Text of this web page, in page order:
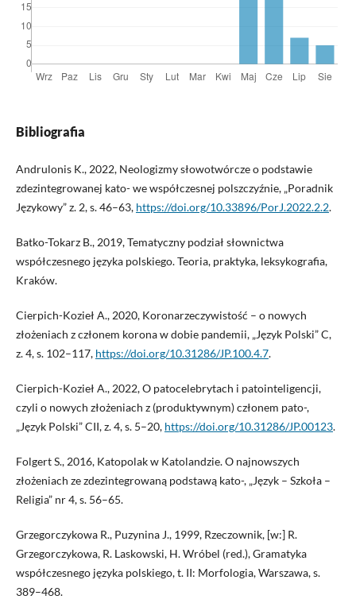
Bibliografia
Andrulonis K., 2022, Neologizmy słowotwórcze o podstawie
zdezintegrowanej kato- we współczesnej polszczyźnie, „Poradnik
Językowy” z. 2, s. 46–63, https://doi.org/10.33896/PorJ.2022.2.2.
Batko-Tokarz B., 2019, Tematyczny podział słownictwa
współczesnego języka polskiego. Teoria, praktyka, leksykografia,
Kraków.
Cierpich-Kozieł A., 2020, Koronarzeczywistość – o nowych
złożeniach z członem korona w dobie pandemii, „Język Polski” C,
z. 4, s. 102–117, https://doi.org/10.31286/JP.100.4.7.
Cierpich-Kozieł A., 2022, O patocelebrytach i patointeligencji,
czyli o nowych złożeniach z (produktywnym) członem pato-,
„Język Polski” CII, z. 4, s. 5–20, https://doi.org/10.31286/JP.00123.
Folgert S., 2016, Katopolak w Katolandzie. O najnowszych
złożeniach ze zdezintegrowaną podstawą kato-, „Język – Szkoła –
Religia” nr 4, s. 56–65.
Grzegorczykowa R., Puzynina J., 1999, Rzeczownik, [w:] R.
Grzegorczykowa, R. Laskowski, H. Wróbel (red.), Gramatyka
współczesnego języka polskiego, t. II: Morfologia, Warszawa, s.
389–468.